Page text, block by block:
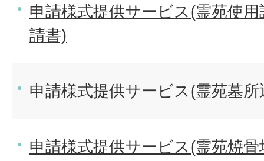
申請様式提供サービス(霊苑使
請書)
申請様式提供サービス(霊苑墓所
申請様式提供サービス(霊苑焼骨